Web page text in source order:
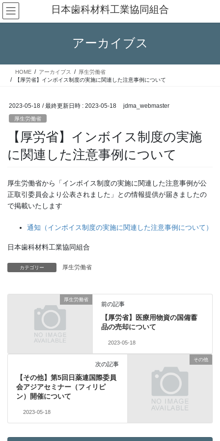
コ
ン
テ
ス
ナ
ビ
ゲ
ン
日本歯科材料工業協同組合
アーカイブス
HOME アーカイブス
厚生労働省
【厚労省】インボイス制度の実施に関連した注意事例について
2023-05-18 / 最終更新日時 : 2023-05-18 jdma_webmaster
厚生労働省
【厚労省】インボイス制度の実施
に関連した注意事例について
厚生労働省から「インボイス制度の実施に関連した注意事例が公
正取引委員会より公表されました」との情報提供が届きましたの
で掲載いたします
通知（インボイス制度の実施に関連した注意事例について）
日本歯科材料工業協同組合
カテゴリー 厚生労働省
厚生労働省
前の記事
【厚労省】医療用物資の国備蓄
品の売却について
2023-05-18
その他
次の記事
【その他】第5回日薬連国際委員
会アジアセミナー（フィリピ
ン）開催について
2023-05-18